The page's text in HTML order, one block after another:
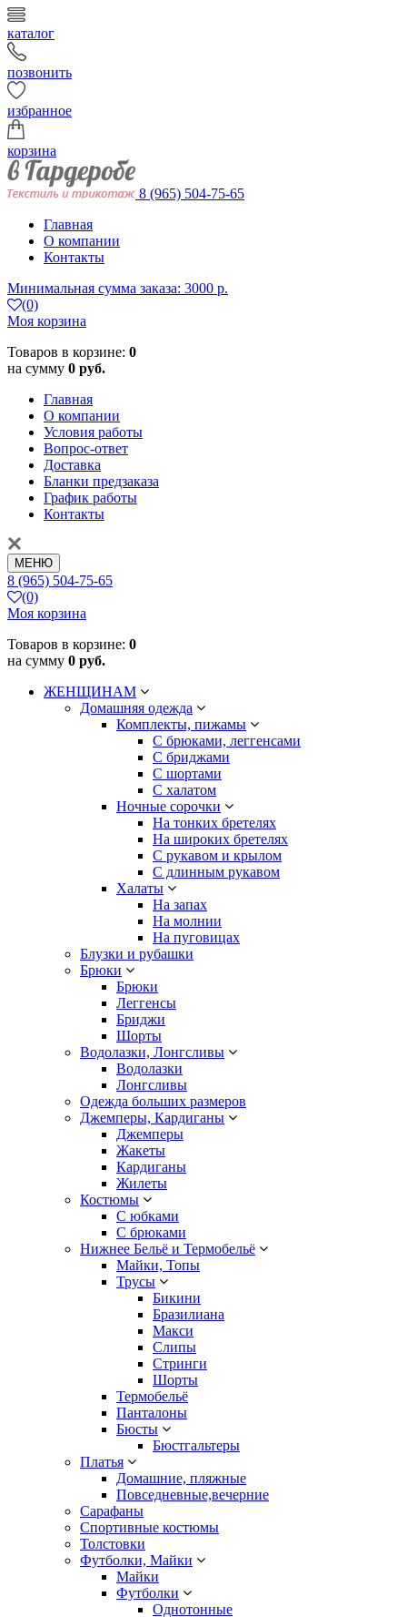
каталог
позвонить
избранное
корзина
8 (965) 504-75-65
Главная
О компании
Контакты
Минимальная сумма заказа: 3000 р.
(0)
Моя корзина
Товаров в корзине: 0
на сумму 0 руб.
Главная
О компании
Условия работы
Вопрос-ответ
Доставка
Бланки предзаказа
График работы
Контакты
МЕНЮ
8 (965) 504-75-65
(0)
Моя корзина
Товаров в корзине: 0
на сумму 0 руб.
ЖЕНЩИНАМ
Домашняя одежда
Комплекты, пижамы
С брюками, леггенсами
С бриджами
С шортами
С халатом
Ночные сорочки
На тонких бретелях
На широких бретелях
С рукавом и крылом
С длинным рукавом
Халаты
На запах
На молнии
На пуговицах
Блузки и рубашки
Брюки
Брюки
Леггенсы
Бриджи
Шорты
Водолазки, Лонгсливы
Водолазки
Лонгсливы
Одежда больших размеров
Джемперы, Кардиганы
Джемперы
Жакеты
Кардиганы
Жилеты
Костюмы
С юбками
С брюками
Нижнее Бельё и Термобельё
Майки, Топы
Трусы
Бикини
Бразилиана
Макси
Слипы
Стринги
Шорты
Термобельё
Панталоны
Бюсты
Бюстгальтеры
Платья
Домашние, пляжные
Повседневные,вечерние
Сарафаны
Спортивные костюмы
Толстовки
Футболки, Майки
Майки
Футболки
Однотонные